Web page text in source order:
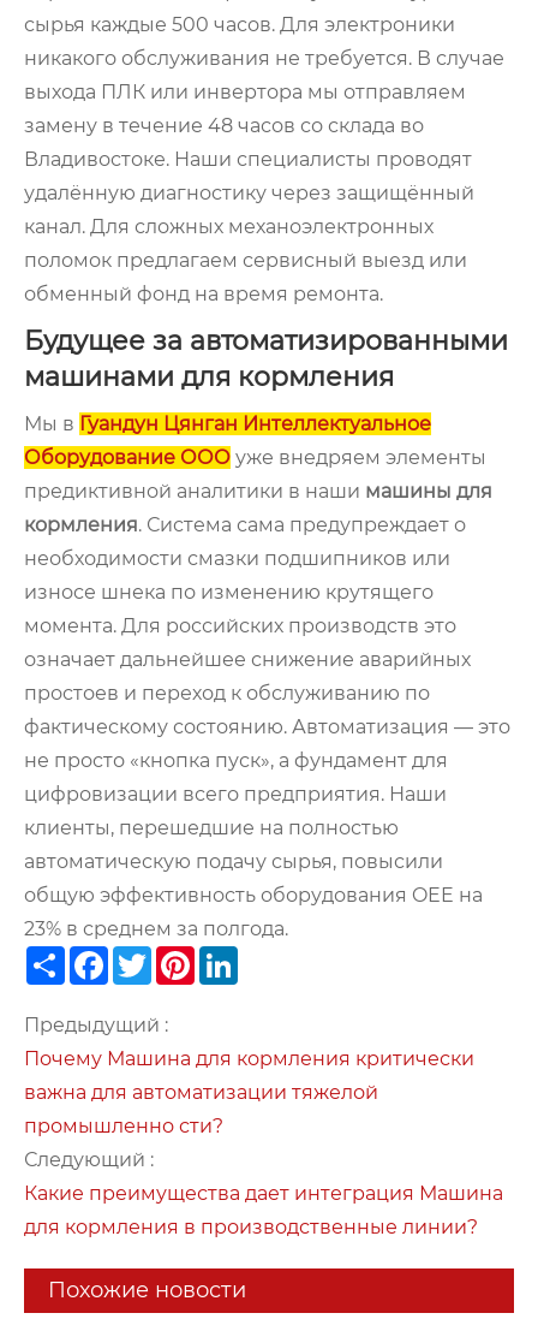
сырья каждые 500 часов. Для электроники
никакого обслуживания не требуется. В случае
выхода ПЛК или инвертора мы отправляем
замену в течение 48 часов со склада во
Владивостоке. Наши специалисты проводят
удалённую диагностику через защищённый
канал. Для сложных механоэлектронных
поломок предлагаем сервисный выезд или
обменный фонд на время ремонта.
Будущее за автоматизированными
машинами для кормления
Мы в Гуандун Цянган Интеллектуальное
Оборудование ООО уже внедряем элементы
предиктивной аналитики в наши машины для
кормления. Система сама предупреждает о
необходимости смазки подшипников или
износе шнека по изменению крутящего
момента. Для российских производств это
означает дальнейшее снижение аварийных
простоев и переход к обслуживанию по
фактическому состоянию. Автоматизация — это
не просто «кнопка пуск», а фундамент для
цифровизации всего предприятия. Наши
клиенты, перешедшие на полностью
автоматическую подачу сырья, повысили
общую эффективность оборудования OEE на
23% в среднем за полгода.
ShareFacebookTwitterPinterest
Предыдущий :
Почему Машина для кормления критически
важна для автоматизации тяжелой
промышленно сти?
Следующий :
Какие преимущества дает интеграция Машина
для кормления в производственные линии?
Похожие новости